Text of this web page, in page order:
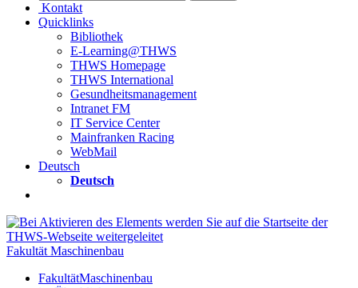
Kontakt
Quicklinks
Bibliothek
E-Learning@THWS
THWS Homepage
THWS International
Gesundheitsmanagement
Intranet FM
IT Service Center
Mainfranken Racing
WebMail
Deutsch
Deutsch
Fakultät Maschinenbau
FakultätMaschinenbau